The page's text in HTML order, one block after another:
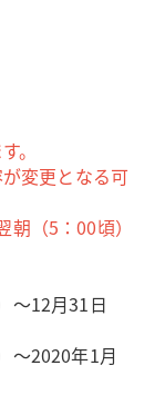
。
変更となる可
（5：00頃）
～12月31日
～2020年1月